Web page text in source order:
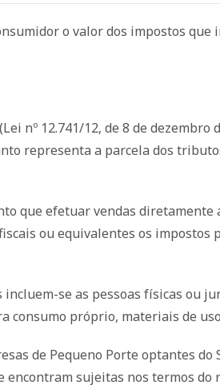
o valor dos impostos que
nº 12.741/12, de 8 de dezembro
representa a parcela dos
que efetuar vendas
ou equivalentes os impostos
incluem-se as pessoas físicas ou
consumo próprio, materiais de
de Pequeno Porte optantes
encontram sujeitas nos termos do